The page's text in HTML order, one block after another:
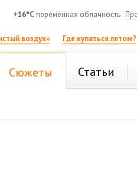
+16°C переменная облачность
воздух» Где купаться летом?
Сюжеты Статьи